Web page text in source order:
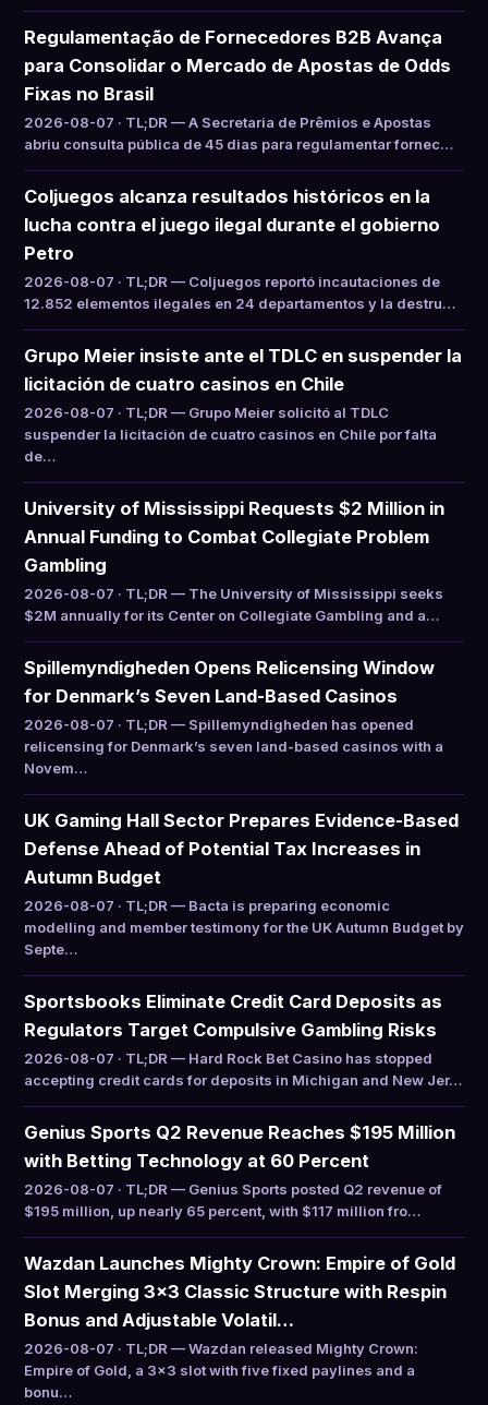
Regulamentação de Fornecedores B2B Avança
para Consolidar o Mercado de Apostas de Odds
Fixas no Brasil
2026-08-07 · TL;DR — A Secretaria de Prêmios e Apostas
abriu consulta pública de 45 dias para regulamentar fornec…
Coljuegos alcanza resultados históricos en la
lucha contra el juego ilegal durante el gobierno
Petro
2026-08-07 · TL;DR — Coljuegos reportó incautaciones de
12.852 elementos ilegales en 24 departamentos y la destru…
Grupo Meier insiste ante el TDLC en suspender la
licitación de cuatro casinos en Chile
2026-08-07 · TL;DR — Grupo Meier solicitó al TDLC
suspender la licitación de cuatro casinos en Chile por falta
de…
University of Mississippi Requests $2 Million in
Annual Funding to Combat Collegiate Problem
Gambling
2026-08-07 · TL;DR — The University of Mississippi seeks
$2M annually for its Center on Collegiate Gambling and a…
Spillemyndigheden Opens Relicensing Window
for Denmark’s Seven Land-Based Casinos
2026-08-07 · TL;DR — Spillemyndigheden has opened
relicensing for Denmark’s seven land-based casinos with a
Novem…
UK Gaming Hall Sector Prepares Evidence-Based
Defense Ahead of Potential Tax Increases in
Autumn Budget
2026-08-07 · TL;DR — Bacta is preparing economic
modelling and member testimony for the UK Autumn Budget by
Septe…
Sportsbooks Eliminate Credit Card Deposits as
Regulators Target Compulsive Gambling Risks
2026-08-07 · TL;DR — Hard Rock Bet Casino has stopped
accepting credit cards for deposits in Michigan and New Jer…
Genius Sports Q2 Revenue Reaches $195 Million
with Betting Technology at 60 Percent
2026-08-07 · TL;DR — Genius Sports posted Q2 revenue of
$195 million, up nearly 65 percent, with $117 million fro…
Wazdan Launches Mighty Crown: Empire of Gold
Slot Merging 3×3 Classic Structure with Respin
Bonus and Adjustable Volatil…
2026-08-07 · TL;DR — Wazdan released Mighty Crown:
Empire of Gold, a 3×3 slot with five fixed paylines and a
bonu…